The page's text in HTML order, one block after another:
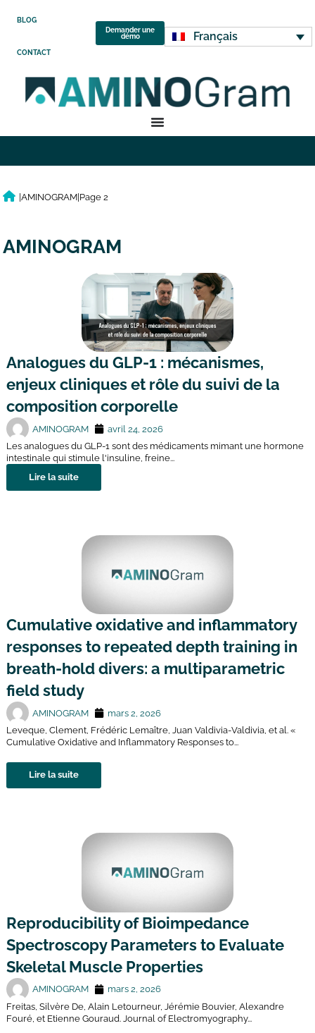
BLOG
CONTACT
Demander une
démo
Français
|AMINOGRAM Page 2
AMINOGRAM
Analogues du GLP-1 : mécanismes,
enjeux cliniques et rôle du suivi de la
composition corporelle
AMINOGRAM
avril 24, 2026
Les analogues du GLP-1 sont des médicaments mimant une hormone
intestinale qui stimule l'insuline, freine...
Lire la suite
Cumulative oxidative and inflammatory
responses to repeated depth training in
breath-hold divers: a multiparametric
field study
AMINOGRAM
mars 2, 2026
Leveque, Clement, Frédéric Lemaître, Juan Valdivia-Valdivia, et al. «
Cumulative Oxidative and Inflammatory Responses to...
Lire la suite
Reproducibility of Bioimpedance
Spectroscopy Parameters to Evaluate
Skeletal Muscle Properties
AMINOGRAM
mars 2, 2026
Freitas, Silvère De, Alain Letourneur, Jérémie Bouvier, Alexandre
Fouré, et Etienne Gouraud. Journal of Electromyography...